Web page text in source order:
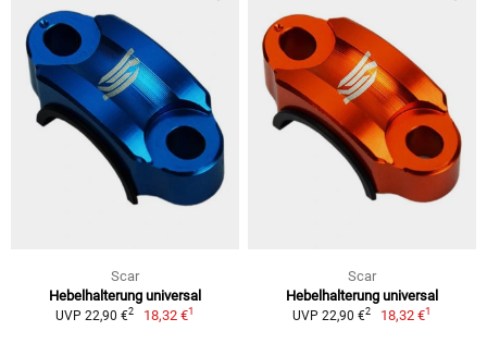
Scar
Hebelhalterung universal
UVP 22,90 €2 18,32 €1
Scar
Hebelhalterung universal
UVP 22,90 €2 18,32 €1